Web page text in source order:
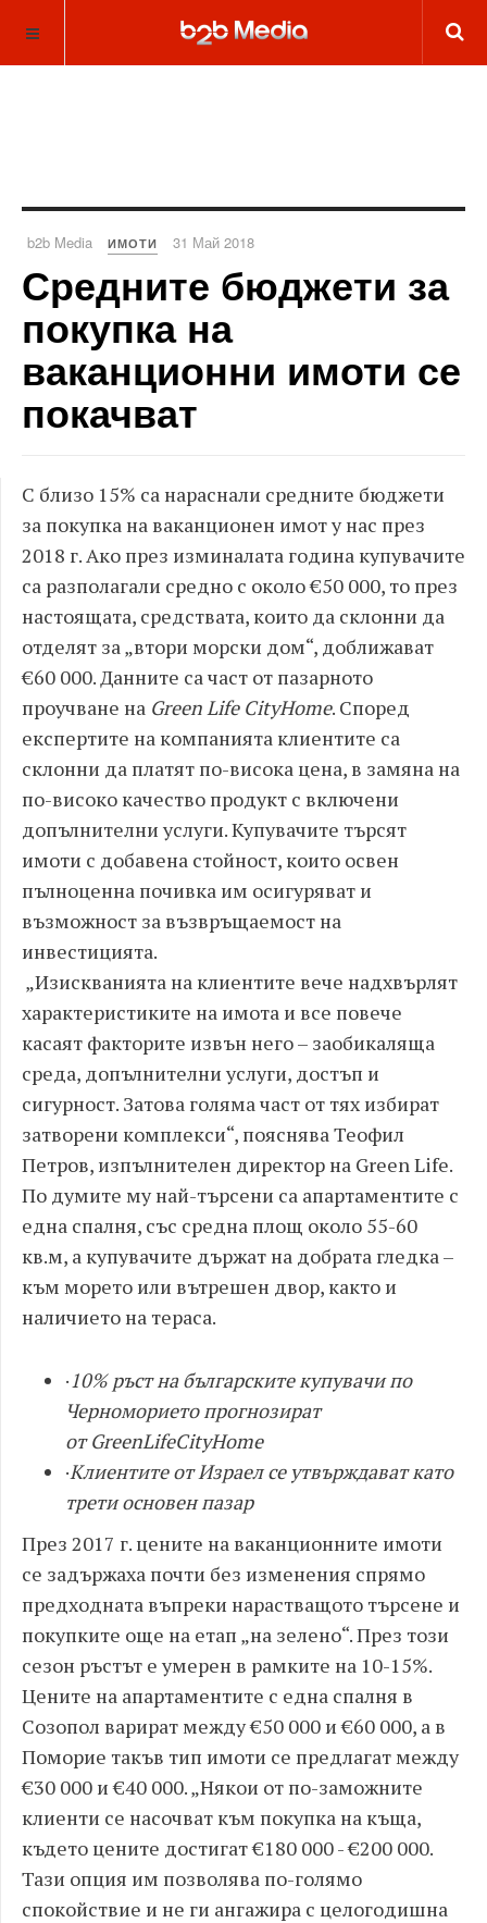
b2b Media ИМОТИ 31 Май 2018
Средните бюджети за
покупка на
ваканционни имоти се
покачват
С близо 15% са нараснали средните бюджети
за покупка на ваканционен имот у нас през
2018 г. Ако през изминалата година купувачите
са разполагали средно с около €50 000, то през
настоящата, средствата, които да склонни да
отделят за „втори морски дом“, доближават
€60 000. Данните са част от пазарното
проучване на Green Life CityHome. Според
експертите на компанията клиентите са
склонни да платят по-висока цена, в замяна на
по-високо качество продукт с включени
допълнителни услуги. Купувачите търсят
имоти с добавена стойност, които освен
пълноценна почивка им осигуряват и
възможност за възвръщаемост на
инвестицията.
„Изискванията на клиентите вече надхвърлят
характеристиките на имота и все повече
касаят факторите извън него – заобикаляща
среда, допълнителни услуги, достъп и
сигурност. Затова голяма част от тях избират
затворени комплекси“, пояснява Теофил
Петров, изпълнителен директор на Green Life.
По думите му най-търсени са апартаментите с
една спалня, със средна площ около 55-60
кв.м, а купувачите държат на добрата гледка –
към морето или вътрешен двор, както и
наличието на тераса.
·10% ръст на българските купувачи по
Черноморието прогнозират
отGreenLifeCityHome
·Клиентите от Израел се утвърждават като
трети основен пазар
През 2017 г. цените на ваканционните имоти
се задържаха почти без изменения спрямо
предходната въпреки нарастващото търсене и
покупките още на етап „на зелено“. През този
сезон ръстът е умерен в рамките на 10-15%.
Цените на апартаментите с една спалня в
Созопол варират между €50 000 и €60 000, а в
Поморие такъв тип имоти се предлагат между
€30 000 и €40 000. „Някои от по-заможните
клиенти се насочват към покупка на къща,
където цените достигат €180 000 - €200 000.
Тази опция им позволява по-голямо
спокойствие и не ги ангажира с целогодишна